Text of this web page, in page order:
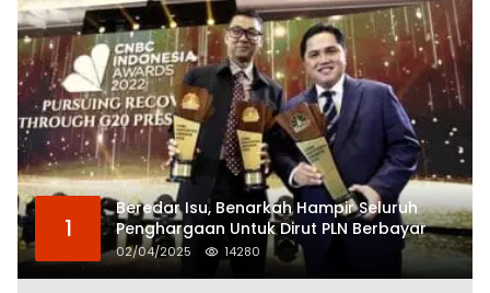
1
Beredar Isu, Benarkah Hampir Seluruh
Penghargaan Untuk Dirut PLN Berbayar
02/04/2025 14280